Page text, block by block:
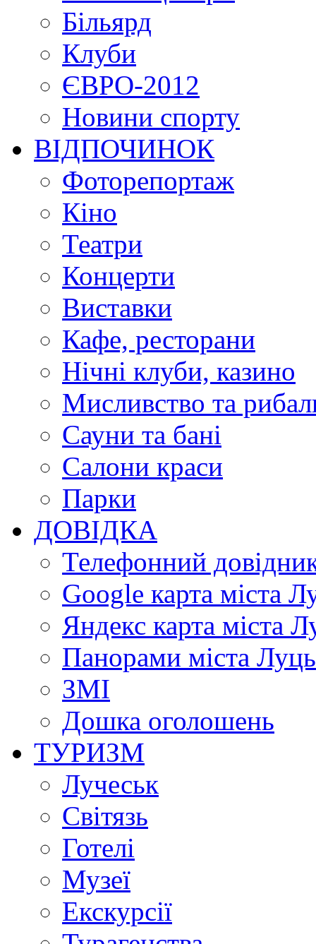
Більярд
Клуби
ЄВРО-2012
Новини спорту
ВІДПОЧИНОК
Фоторепортаж
Кіно
Театри
Концерти
Виставки
Кафе, ресторани
Нічні клуби, казино
Мисливство та
Сауни та бані
Салони краси
Парки
ДОВІДКА
Телефонний
Google карта міста
Яндекс карта міста
Панорами міста
ЗМІ
Дошка оголошень
ТУРИЗМ
Лучеськ
Світязь
Готелі
Музеї
Екскурсії